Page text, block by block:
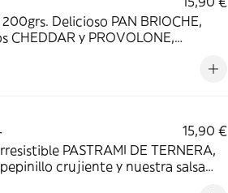
Delicioso PAN BRIOCHE,
CHEDDAR y PROVOLONE,
15,90 €
PASTRAMI DE TERNERA,
crujiente y nuestra salsa